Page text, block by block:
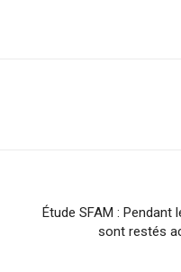
Étude SFAM : Pendant
sont restés